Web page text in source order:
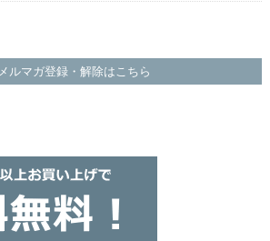
メルマガ登録・解除はこちら